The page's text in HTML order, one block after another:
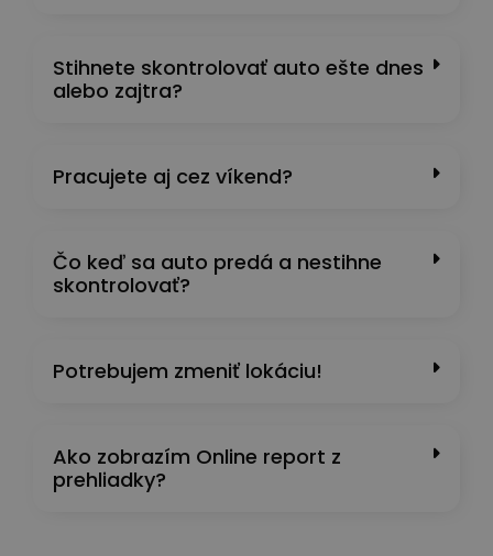
Stihnete skontrolovať auto ešte dnes
alebo zajtra?
Pracujete aj cez víkend?
Čo keď sa auto predá a nestihne
skontrolovať?
Potrebujem zmeniť lokáciu!
Ako zobrazím Online report z
prehliadky?